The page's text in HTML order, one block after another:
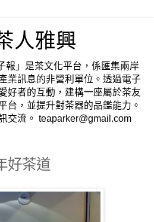
人雅興
報」是茶文化平台，係匯集兩岸
業訊息的非營利單位。透過電子
好者的互動，建構一座屬於茶友
台，並提升對茶器的品鑑能力。
交流。 teaparker@gmail.com
好茶道